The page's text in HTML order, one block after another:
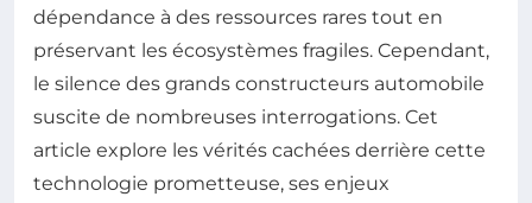
dépendance à des ressources rares tout en
préservant les écosystèmes fragiles. Cependant,
le silence des grands constructeurs automobile
suscite de nombreuses interrogations. Cet
article explore les vérités cachées derrière cette
technologie prometteuse, ses enjeux